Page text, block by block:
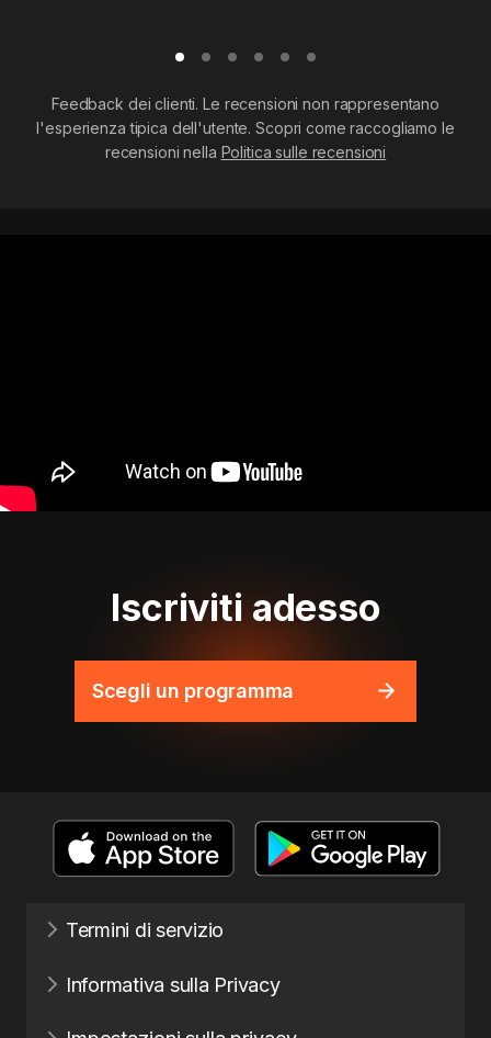
Feedback dei clienti. Le recensioni non rappresentano
l'esperienza tipica dell'utente. Scopri come raccogliamo le
recensioni nella Politica sulle recensioni
Iscriviti adesso
Scegli un programma
Termini di servizio
Informativa sulla Privacy